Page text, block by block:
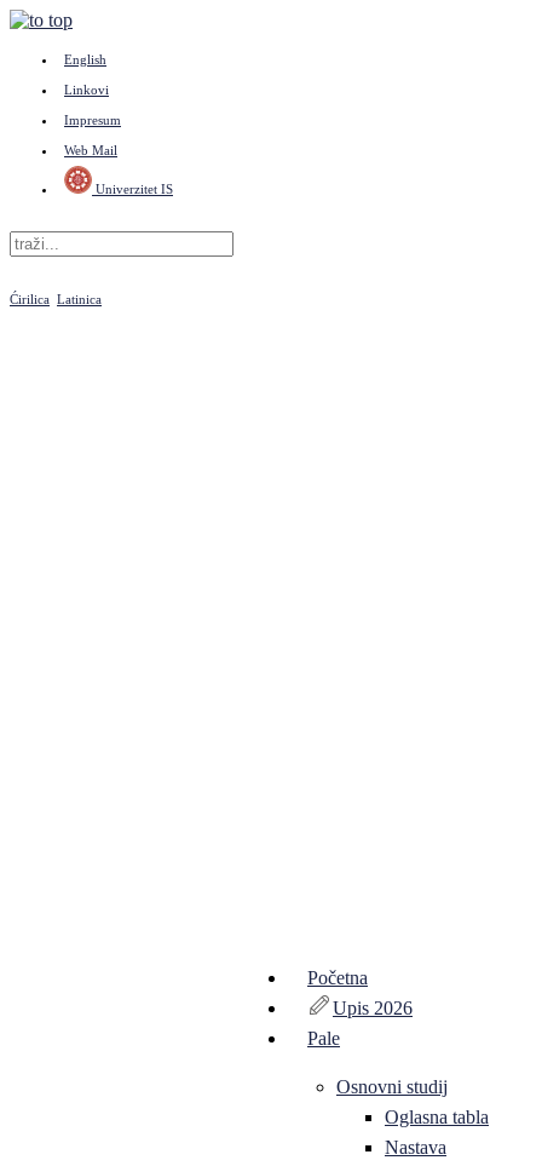
English
Linkovi
Impresum
Web Mail
Univerzitet IS
Ćirilica Latinica
Početna
Upis 2026
Pale
Osnovni studij
Oglasna tabla
Nastava